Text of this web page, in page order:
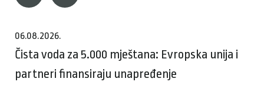
06.08.2026.
Čista voda za 5.000 mještana: Evropska unija i
partneri finansiraju unapređenje